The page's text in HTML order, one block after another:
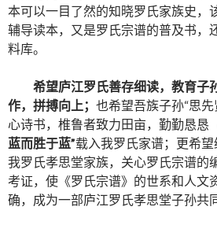
本可以一目了然的知晓罗氏家族史，
辅导读本，又是罗氏宗谱的普及书，
料库。
希望庐江罗氏善存细读，教育子
作，拼搏向上； 也希望吾族子孙“思
心诗书，椎鲁者致力田亩，勤勤恳恳
蓝而胜于蓝”载入我罗氏家谱；更希
我罗氏孝思堂家族，关心罗氏宗谱的
考证，使《罗氏宗谱》的世系和人文
确，成为一部庐江罗氏孝思堂子孙共